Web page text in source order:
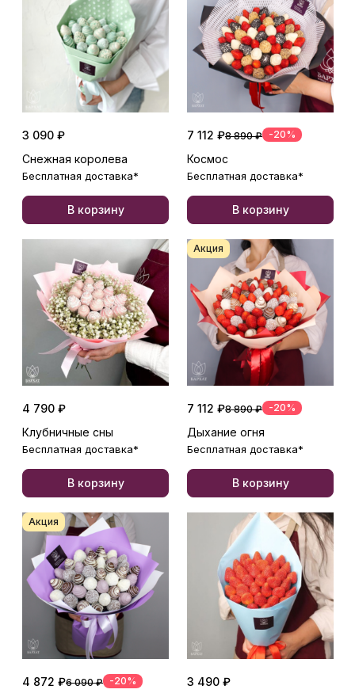
3 090 ₽
Снежная королева
Бесплатная доставка*
В корзину
7 112 ₽8 890 ₽ -20%
Космос
Бесплатная доставка*
В корзину
4 790 ₽
Клубничные сны
Бесплатная доставка*
В корзину
Акция
7 112 ₽8 890 ₽ -20%
Дыхание огня
Бесплатная доставка*
В корзину
Акция
4 872 ₽6 090 ₽ -20%
3 490 ₽